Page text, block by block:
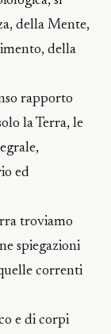
della Mente,
della
rapporto
la Terra, le
ed
troviamo
spiegazioni
correnti
e di corpi